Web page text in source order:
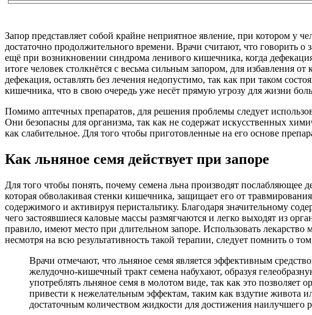
Запор представляет собой крайне неприятное явление, при котором у
достаточно продолжительного времени. Врачи считают, что говорить
ещё при возникновении синдрома ленивого кишечника, когда
итоге человек столкнётся с весьма сильным запором, для избавления
дефекация, оставлять без лечения недопустимо, так как при таком
кишечника, что в свою очередь уже несёт прямую угрозу для жизни
Помимо аптечных препаратов, для решения проблемы следует
Они безопасны для организма, так как не содержат искусственных
как слабительное. Для того чтобы приготовленные на его основе
Как льняное семя действует при запоре
Для того чтобы понять, почему семена льна производят
которая обволакивая стенки кишечника, защищает его от
содержимого и активируя перистальтику. Благодаря значительному
чего застоявшиеся каловые массы размягчаются и легко выходят из
правило, имеют место при длительном запоре. Использовать
несмотря на всю результативность такой терапии, следует помнить о
Врачи отмечают, что льняное семя является эффективным
желудочно-кишечный тракт семена набухают, образуя
употреблять льняное семя в молотом виде, так как это
привести к нежелательным эффектам, таким как вздутие живота
достаточным количеством жидкости для достижения наилучшего